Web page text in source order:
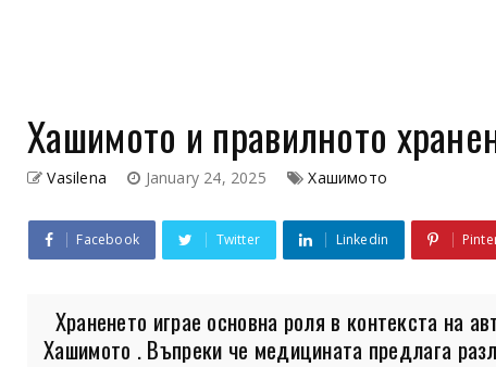
Хашимото и правилното
Vasilena January 24, 2025 Хашимото
Facebook Twitter Linkedin
Храненето играе основна роля в контекста на
Хашимото . Въпреки че медицината предлага